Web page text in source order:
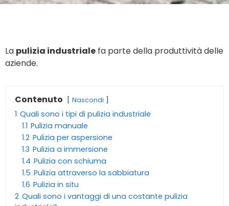
La pulizia industriale fa parte della produttività delle
aziende.
Contenuto Nascondi
1 Quali sono i tipi di pulizia industriale
1.1 Pulizia manuale
1.2 Pulizia per aspersione
1.3 Pulizia a immersione
1.4 Pulizia con schiuma
1.5 Pulizia attraverso la sabbiatura
1.6 Pulizia in situ
2 Quali sono i vantaggi di una costante pulizia